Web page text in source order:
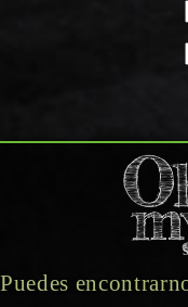
Puedes